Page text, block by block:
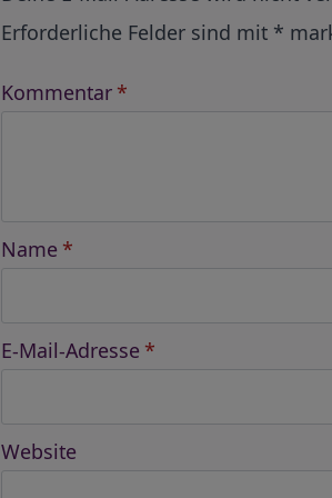
Erforderliche Felder sind mit *
Kommentar *
Name *
E-Mail-Adresse *
Website